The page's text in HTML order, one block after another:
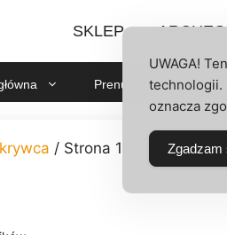
SKLEP
MOJE KONTO
Prenumeraty
/ Strona 16
UWAGA!
technologii.
oznacza
Zgadzam